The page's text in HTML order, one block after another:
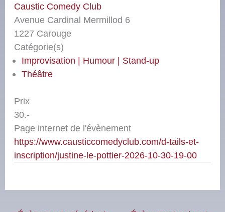
Caustic Comedy Club
Avenue Cardinal Mermillod 6
1227 Carouge
Catégorie(s)
Improvisation | Humour | Stand-up
Théâtre
Prix
30.-
Page internet de l'évènement
https://www.causticcomedyclub.com/d-tails-et-
inscription/justine-le-pottier-2026-10-30-19-00